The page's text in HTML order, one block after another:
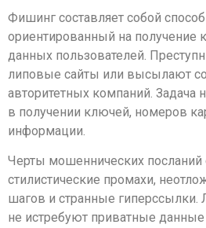
Фишинг составляет собой
ориентированный на получение
данных пользователей.
липовые сайты или высылают
авторитетных компаний. Задача
в получении ключей, номеров
информации.
Черты мошеннических
стилистические промахи,
шагов и странные
не истребуют приватные